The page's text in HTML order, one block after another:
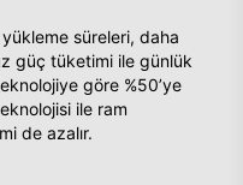
yükleme süreleri, daha
güç tüketimi ile günlük
göre %50’ye
ile ram
de azalır.